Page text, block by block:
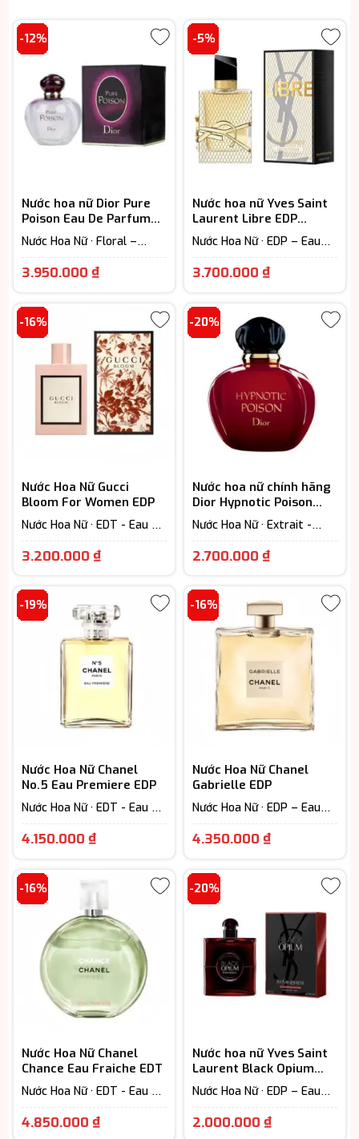
-12%
Nước hoa nữ Dior Pure
Poison Eau De Parfum
cao cấp
Nước Hoa Nữ · Floral –
3.950.000₫Giá
là:
3.950.000 ₫.
-5%
Nước hoa nữ Yves Saint
Laurent Libre EDP
Holiday chính hãng
Nước Hoa Nữ · EDP – Eau
7-12h)
3.700.000 ₫Khoảng
từ
3.700.000
đến
4.800.000
-16%
Nước Hoa Nữ Gucci
Bloom For Women EDP
Nước Hoa Nữ · EDT - Eau De
6h) · Floral – Hương hoa cỏ
3.200.000₫Giá
là:
3.200.000 ₫.
-20%
Nước hoa nữ chính hãng
Dior Hypnotic Poison
Eau De Toilette
Nước Hoa Nữ · Extrait -
12h)
2.700.000 ₫Khoảng
từ
2.700.000
đến
3.250.000
-19%
Nước Hoa Nữ Chanel
No.5 Eau Premiere EDP
Nước Hoa Nữ · EDT - Eau De
6h) · Floral – Hương hoa cỏ
4.150.000₫Giá
là:
4.150.000 ₫.
-16%
Nước Hoa Nữ Chanel
Gabrielle EDP
Nước Hoa Nữ · EDP – Eau
7-12h) · Floral – Hương hoa
4.350.000 ₫Giá
4.350.000
-16%
Nước Hoa Nữ Chanel
Chance Eau Fraiche EDT
Nước Hoa Nữ · EDT - Eau De
6h) · Floral – Hương hoa cỏ
4.850.000₫Giá
-20%
Nước hoa nữ Yves Saint
Laurent Black Opium
Over Red EDP cao cấp
Nước Hoa Nữ · EDP – Eau
7-12h) · Fruity - Hương trái
2.000.000 ₫Khoảng